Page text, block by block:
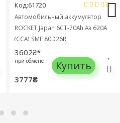
Код:61720
Автомобильный аккумулятор
ROCKET Japan 6СТ-70Ah Аз 620A
(CCA) SMF 80D26R
3602₴*
при обмене
3777₴
Купить